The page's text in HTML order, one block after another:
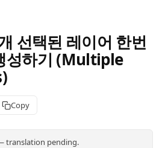
선택된 레이어 한번
성하기 (Multiple
Copy
translation pending.